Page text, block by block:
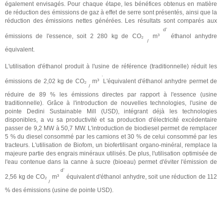
également envisagés. Pour chaque étape, les bénéfices obtenus en matière
de réduction des émissions de gaz à effet de serre sont présentés, ainsi que la
réduction des émissions nettes générées. Les résultats sont comparés aux
émissions de l'essence, soit 2 280 kg de CO₂
/
m³
d'
éthanol anhydre
équivalent.
L'utilisation d'éthanol produit à l'usine de référence (traditionnelle) réduit les
émissions de 2,02 kg de CO₂
/
m³
.
L'équivalent d'éthanol anhydre permet de
réduire de 89 % les émissions directes par rapport à l'essence (usine
traditionnelle). Grâce à l'introduction de nouvelles technologies, l'usine de
pointe Dedini Sustainable Mill (USD), intégrant déjà les technologies
disponibles, a vu sa productivité et sa production d'électricité excédentaire
passer de 9,2 MW à 50,7 MW. L'introduction de biodiesel permet de remplacer
5 % du diesel consommé par les camions et 30 % de celui consommé par les
tracteurs. L'utilisation de Biofom, un biofertilisant organo-minéral, remplace la
majeure partie des engrais minéraux utilisés. De plus, l'utilisation optimisée de
l'eau contenue dans la canne à sucre (bioeau) permet d'éviter l'émission de
2,56 kg de CO₂
/
m³
d'
équivalent d'éthanol anhydre, soit une réduction de 112
% des émissions (usine de pointe USD).